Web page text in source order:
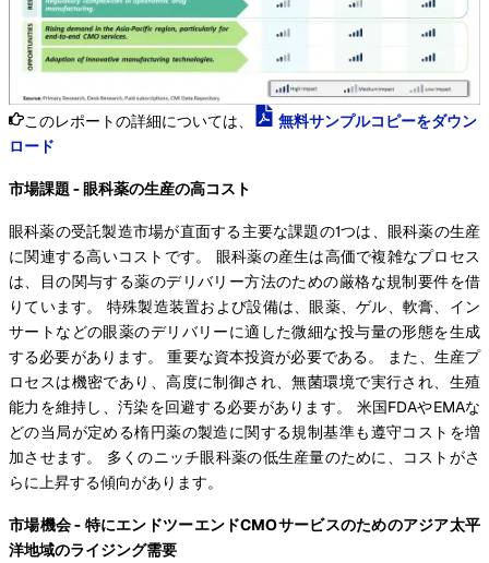
このレポートの詳細については、
無料サンプルコピーをダウン
ロード
市場課題 - 眼科薬の生産の高コスト
眼科薬の受託製造市場が直面する主要な課題の1つは、眼科薬の生産
に関連する高いコストです。 眼科薬の産生は高価で複雑なプロセス
は、目の関与する薬のデリバリー方法のための厳格な規制要件を借
りています。 特殊製造装置および設備は、眼薬、ゲル、軟膏、イン
サートなどの眼薬のデリバリーに適した微細な投与量の形態を生成
する必要があります。 重要な資本投資が必要である。 また、生産プ
ロセスは機密であり、高度に制御され、無菌環境で実行され、生殖
能力を維持し、汚染を回避する必要があります。 米国FDAやEMAな
どの当局が定める楕円薬の製造に関する規制基準も遵守コストを増
加させます。 多くのニッチ眼科薬の低生産量のために、コストがさ
らに上昇する傾向があります。
市場機会 - 特にエンドツーエンドCMOサービスのためのアジア太平
洋地域のライジング需要